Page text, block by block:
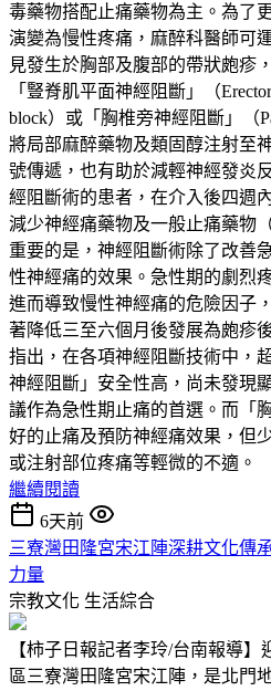
毒藥物搭配止痛藥物為主。為了
演變為慢性疼痛，麻醉科醫師可
見發生於胸部及腹部的帶狀皰疹
「豎脊肌平面神經阻斷」（
block）或「胸椎旁神經阻斷」（
將局部麻醉藥物及類固醇注射至
號傳遞，也有助於減輕神經發炎
經阻斷術的患者，在介入後四週
減少神經痛藥物及一般止痛藥物
重要的是，神經阻斷術除了改善
性神經痛的效果。急性期的劇烈
進而導致慢性神經痛的危險因子
著降低三至六個月後發展為皰疹
指出，在各項神經阻斷技術中，
神經阻斷」安全性高，尚未發現
議作為急性期止痛的首選。而「
好的止痛及預防神經痛效果，但
或注射部位疼痛等輕微的不適。
繼續閱讀
6天前
三寮灣田隆宮宋江陣深耕文化傳
力量
宗教文化 生活綜合
【柿子日報記者李玲/台南報導
區三寮灣田隆宮宋江陣，是北門